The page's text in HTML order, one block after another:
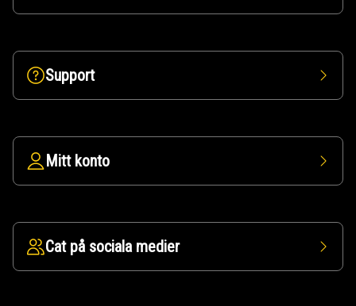
Support
Mitt konto
Cat på sociala medier